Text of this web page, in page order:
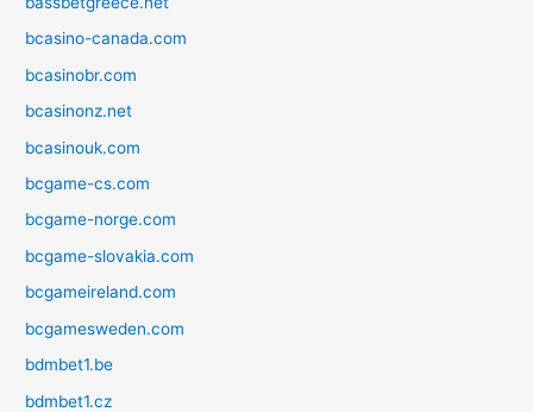
bcasino-canada.com
bcasinobr.com
bcasinonz.net
bcasinouk.com
bcgame-cs.com
bcgame-norge.com
bcgame-slovakia.com
bcgameireland.com
bcgamesweden.com
bdmbet1.be
bdmbet1.cz